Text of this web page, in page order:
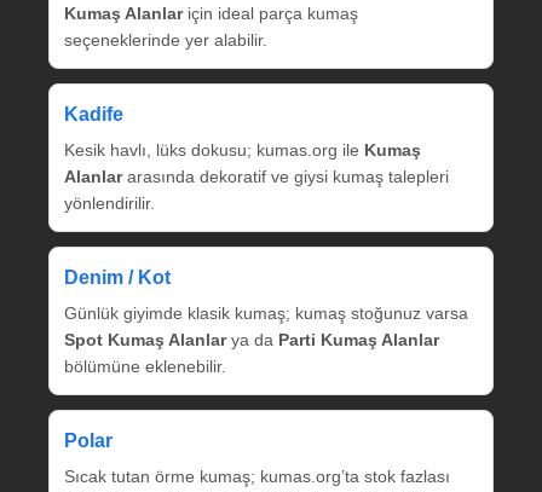
Kumaş Alanlariçin ideal parça kumaş
seçeneklerinde yer alabilir.
Kadife
Kesik havlı, lüks dokusu; kumas.org ile Kumaş
Alanlararasında dekoratif ve giysi kumaş talepleri
yönlendirilir.
Denim / Kot
Günlük giyimde klasik kumaş; kumaş stoğunuz varsa
Spot Kumaş Alanlarya da Parti Kumaş Alanlar
bölümüne eklenebilir.
Polar
Sıcak tutan örme kumaş; kumas.org’ta stok fazlası